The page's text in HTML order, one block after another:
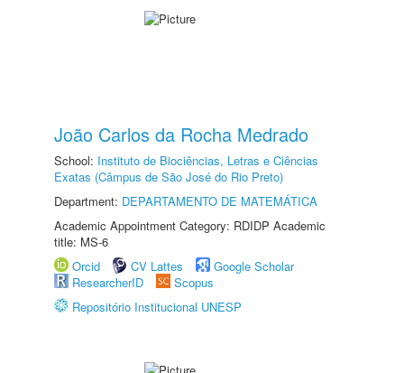
João Carlos da Rocha Medrado
School: Instituto de Biociências, Letras e Ciências
Exatas (Câmpus de São José do Rio Preto)
Department: DEPARTAMENTO DE MATEMÁTICA
Academic Appointment Category: RDIDP Academic
title: MS-6
Orcid
CV Lattes
Google Scholar
ResearcherID
Scopus
Repositório Institucional UNESP